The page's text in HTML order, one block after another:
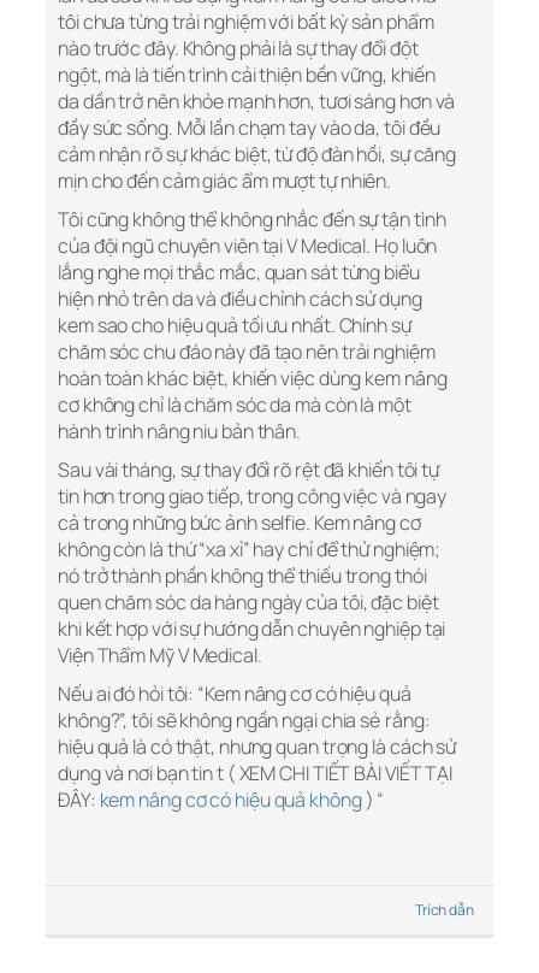
tôi chưa từng trải nghiệm với bất kỳ sản phẩm
nào trước đây. Không phải là sự thay đổi đột
ngột, mà là tiến trình cải thiện bền vững, khiến
da dần trở nên khỏe mạnh hơn, tươi sáng hơn và
đầy sức sống. Mỗi lần chạm tay vào da, tôi đều
cảm nhận rõ sự khác biệt, từ độ đàn hồi, sự căng
mịn cho đến cảm giác ẩm mượt tự nhiên.
Tôi cũng không thể không nhắc đến sự tận tình
của đội ngũ chuyên viên tại V Medical. Họ luôn
lắng nghe mọi thắc mắc, quan sát từng biểu
hiện nhỏ trên da và điều chỉnh cách sử dụng
kem sao cho hiệu quả tối ưu nhất. Chính sự
chăm sóc chu đáo này đã tạo nên trải nghiệm
hoàn toàn khác biệt, khiến việc dùng kem nâng
cơ không chỉ là chăm sóc da mà còn là một
hành trình nâng niu bản thân.
Sau vài tháng, sự thay đổi rõ rệt đã khiến tôi tự
tin hơn trong giao tiếp, trong công việc và ngay
cả trong những bức ảnh selfie. Kem nâng cơ
không còn là thứ “xa xỉ” hay chỉ để thử nghiệm;
nó trở thành phần không thể thiếu trong thói
quen chăm sóc da hàng ngày của tôi, đặc biệt
khi kết hợp với sự hướng dẫn chuyên nghiệp tại
Viện Thẩm Mỹ V Medical.
Nếu ai đó hỏi tôi: “Kem nâng cơ có hiệu quả
không?”, tôi sẽ không ngần ngại chia sẻ rằng:
hiệu quả là có thật, nhưng quan trọng là cách sử
dụng và nơi bạn tin t ( XEM CHI TIẾT BÀI VIẾT TẠI
ĐÂY: kem nâng cơ có hiệu quả không) “
Trích dẫn